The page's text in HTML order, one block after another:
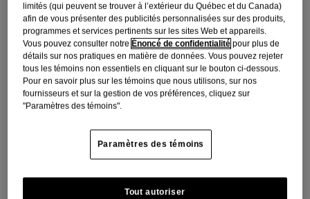
www.tylenol.ca
BVBRANDSID,bv_metrics,_ga,
BVBRANDID
Témoins de première partie
(session), Session (session)
limités (qui peuvent se trouver à l’extérieur du Québec et du Canada)
afin de vous présenter des publicités personnalisées sur des produits,
programmes et services pertinents sur les sites Web et appareils.
Vous pouvez consulter notre Énoncé de confidentialité pour plus de
détails sur nos pratiques en matière de données. Vous pouvez rejeter
tous les témoins non essentiels en cliquant sur le bouton ci-dessous.
Pour en savoir plus sur les témoins que nous utilisons, sur nos
fournisseurs et sur la gestion de vos préférences, cliquez sur
"Paramètres des témoins".
Paramètres des témoins
Tout autoriser